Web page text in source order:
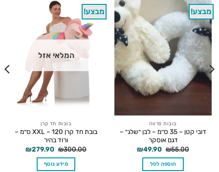
מבצע!
בובות פרווה
דובי קטן – 35 ס״מ – לבן ״שלג״ –
דגם אוסקר
₪55.00
המחיר
המקורי
היה:
₪55.00.
₪49.90
המחיר
הוספה לסל
מבצע!
המלאי אזל
בובות חד קרן
בובת חד קרן XXL – 120 ס״מ –
ורוד בהיר
₪300.00
המחיר
המקורי
היה:
₪300.00.
₪279.90
המחיר
מידע נוסף